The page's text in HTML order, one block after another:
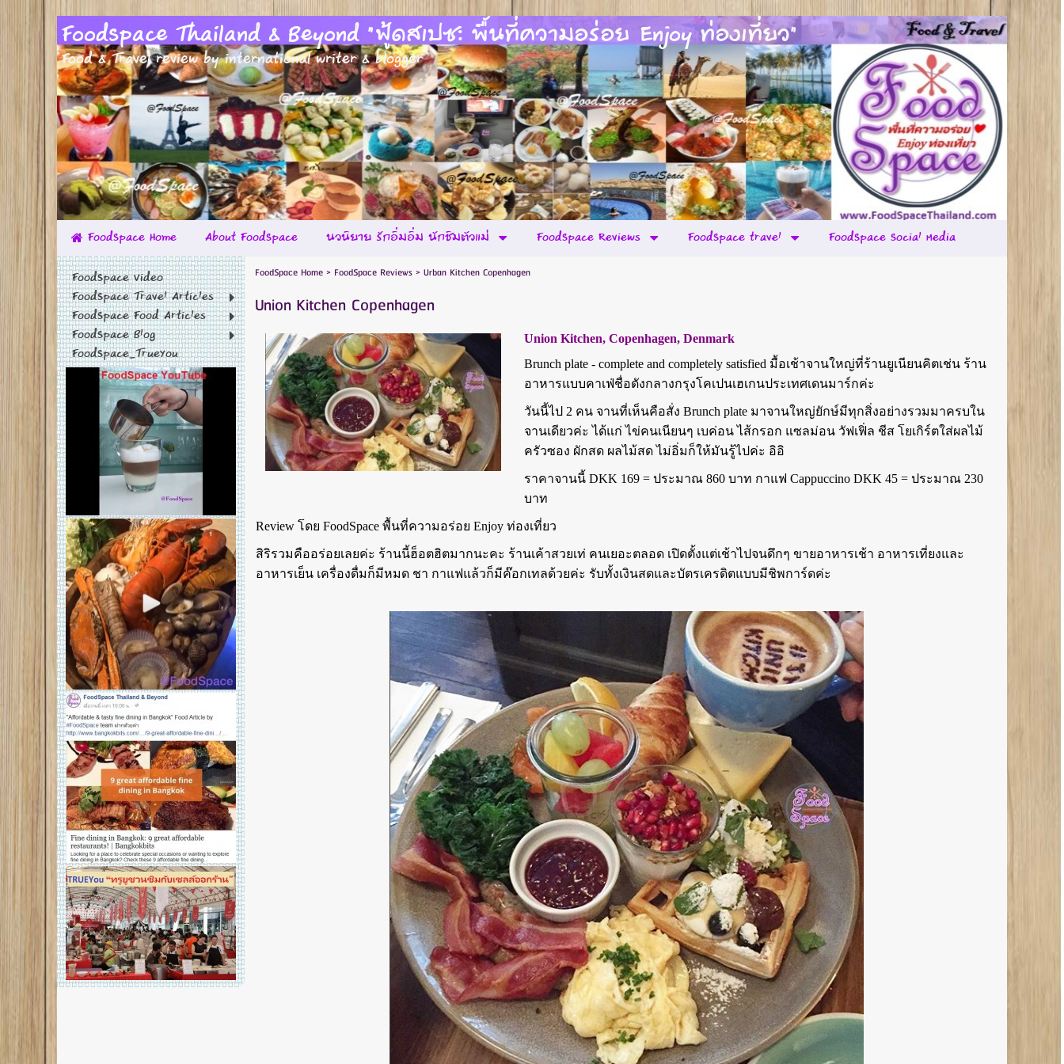
FoodSpace Thailand & Beyond "ฟู้ดสเปซ: พื้นที่ความอร่อย Enjoy ท่องเที่ยว"
Food & Travel review by international writer & blogger
FoodSpace Home About FoodSpace นวนิยาย รักอิ่มอิ่ม นักชิมตัวแม่ FoodSpace Reviews FoodSpace travel
FoodSpace Social Media
FoodSpace Video
FoodSpace Travel Articles
FoodSpace Food Articles
FoodSpace Blog
FoodSpace_TrueYou
FoodSpace Home> FoodSpace Reviews> Urban Kitchen Copenhagen
Union Kitchen Copenhagen
Union Kitchen, Copenhagen, Denmark
Brunch plate - complete and completely satisfied มื้อเช้าจานใหญ่ที่ร้านยูเนียนคิตเช่น ร้าน
อาหารแบบคาเฟ่ชื่อดังกลางกรุงโคเปนเฮเกนประเทศเดนมาร์กค่ะ
วันนี้ไป 2 คน จานที่เห็นคือสั่ง Brunch plate มาจานใหญ่ยักษ์มีทุกสิ่งอย่างรวมมาครบใน
จานเดียวค่ะ ได้แก่ ไข่คนเนียนๆ เบค่อน ไส้กรอก แซลม่อน วัฟเฟิ่ล ชีส โยเกิร์ตใส่ผลไม้
ครัวซอง ผักสด ผลไม้สด ไม่อิ่มก็ให้มันรู้ไปค่ะ อิอิ
ราคาจานนี้ DKK 169 = ประมาณ 860 บาท กาแฟ Cappuccino DKK 45 = ประมาณ 230
บาท
Review โดย FoodSpace พื้นที่ความอร่อย Enjoy ท่องเที่ยว
สิริรวมคืออร่อยเลยค่ะ ร้านนี้ฮ็อตฮิตมากนะคะ ร้านเค้าสวยเท่ คนเยอะตลอด เปิดตั้งแต่เช้าไปจนดึกๆ ขายอาหารเช้า อาหารเที่ยงและ
อาหารเย็น เครื่องดื่มก็มีหมด ชา กาแฟแล้วก็มีค๊อกเทลด้วยค่ะ รับทั้งเงินสดและบัตรเครดิตแบบมีชิพการ์ดค่ะ